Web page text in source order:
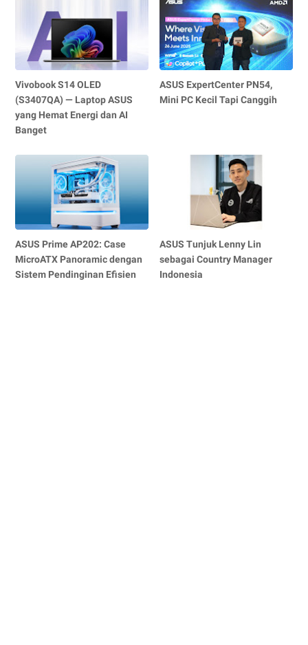
Vivobook S14 OLED
(S3407QA) — Laptop ASUS
yang Hemat Energi dan AI
Banget
ASUS ExpertCenter PN54,
Mini PC Kecil Tapi Canggih
ASUS Prime AP202: Case
MicroATX Panoramic dengan
Sistem Pendinginan Efisien
ASUS Tunjuk Lenny Lin
sebagai Country Manager
Indonesia